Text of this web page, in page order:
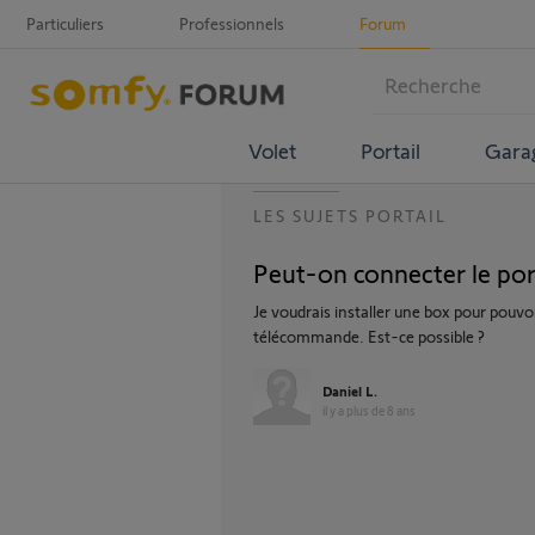
Particuliers Professionnels Forum
Volet Portail
LES SUJETS PORTAIL
Peut-on connecter le
Je voudrais installer une box pour
télécommande. Est-ce possible ?
Daniel L.
il y a plus de 8 ans